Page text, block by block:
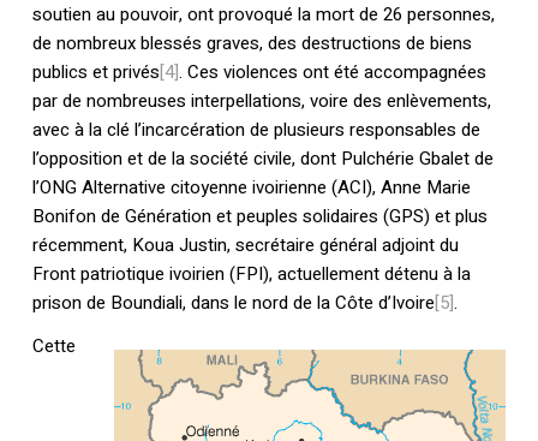
soutien au pouvoir, ont provoqué la mort de 26 personnes,
de nombreux blessés graves, des destructions de biens
publics et privés[4]. Ces violences ont été accompagnées
par de nombreuses interpellations, voire des enlèvements,
avec à la clé l’incarcération de plusieurs responsables de
l’opposition et de la société civile, dont Pulchérie Gbalet de
l’ONG Alternative citoyenne ivoirienne (ACI), Anne Marie
Bonifon de Génération et peuples solidaires (GPS) et plus
récemment, Koua Justin, secrétaire général adjoint du
Front patriotique ivoirien (FPI), actuellement détenu à la
prison de Boundiali, dans le nord de la Côte d’Ivoire[5].
Cette